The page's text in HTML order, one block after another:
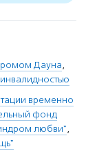
Дауна,
временно
фонд
любви",